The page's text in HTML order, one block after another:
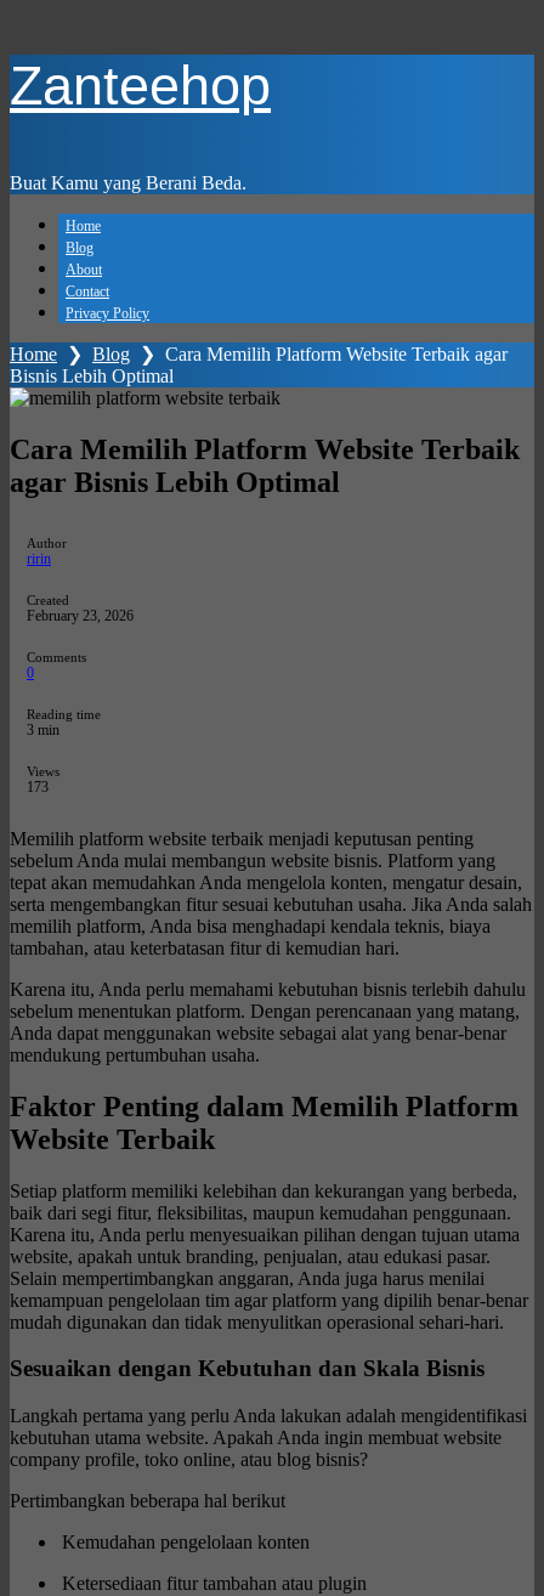
Skip
to
main
Zanteehop
Buat Kamu yang Berani Beda.
Home
Blog
About
Contact
Privacy Policy
Home ❯ Blog ❯ Cara Memilih Platform Website Terbaik agar
Bisnis Lebih Optimal
Cara Memilih Platform Website Terbaik
agar Bisnis Lebih Optimal
Author
ririn
Created
February 23, 2026
Comments
0
Reading time
3 min
Views
173
Memilih platform website terbaik menjadi keputusan penting
sebelum Anda mulai membangun website bisnis. Platform yang
tepat akan memudahkan Anda mengelola konten, mengatur desain,
serta mengembangkan fitur sesuai kebutuhan usaha. Jika Anda salah
memilih platform, Anda bisa menghadapi kendala teknis, biaya
tambahan, atau keterbatasan fitur di kemudian hari.
Karena itu, Anda perlu memahami kebutuhan bisnis terlebih dahulu
sebelum menentukan platform. Dengan perencanaan yang matang,
Anda dapat menggunakan website sebagai alat yang benar-benar
mendukung pertumbuhan usaha.
Faktor Penting dalam Memilih Platform
Website Terbaik
Setiap platform memiliki kelebihan dan kekurangan yang berbeda,
baik dari segi fitur, fleksibilitas, maupun kemudahan penggunaan.
Karena itu, Anda perlu menyesuaikan pilihan dengan tujuan utama
website, apakah untuk branding, penjualan, atau edukasi pasar.
Selain mempertimbangkan anggaran, Anda juga harus menilai
kemampuan pengelolaan tim agar platform yang dipilih benar-benar
mudah digunakan dan tidak menyulitkan operasional sehari-hari.
Sesuaikan dengan Kebutuhan dan Skala Bisnis
Langkah pertama yang perlu Anda lakukan adalah mengidentifikasi
kebutuhan utama website. Apakah Anda ingin membuat website
company profile, toko online, atau blog bisnis?
Pertimbangkan beberapa hal berikut
Kemudahan pengelolaan konten
Ketersediaan fitur tambahan atau plugin